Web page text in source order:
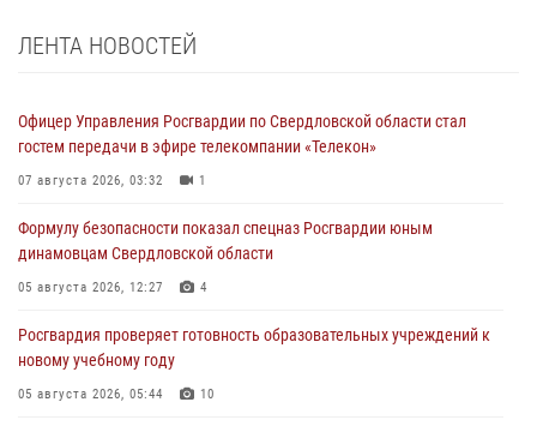
ЛЕНТА НОВОСТЕЙ
Офицер Управления Росгвардии по Свердловской области стал
гостем передачи в эфире телекомпании «Телекон»
07 августа 2026, 03:32 1
Формулу безопасности показал спецназ Росгвардии юным
динамовцам Свердловской области
05 августа 2026, 12:27 4
Росгвардия проверяет готовность образовательных учреждений к
новому учебному году
05 августа 2026, 05:44 10